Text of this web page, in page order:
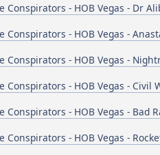
Conspirators - HOB Vegas - Dr
Conspirators - HOB Vegas -
Conspirators - HOB Vegas -
Conspirators - HOB Vegas - Civil
Conspirators - HOB Vegas - Bad
Conspirators - HOB Vegas -